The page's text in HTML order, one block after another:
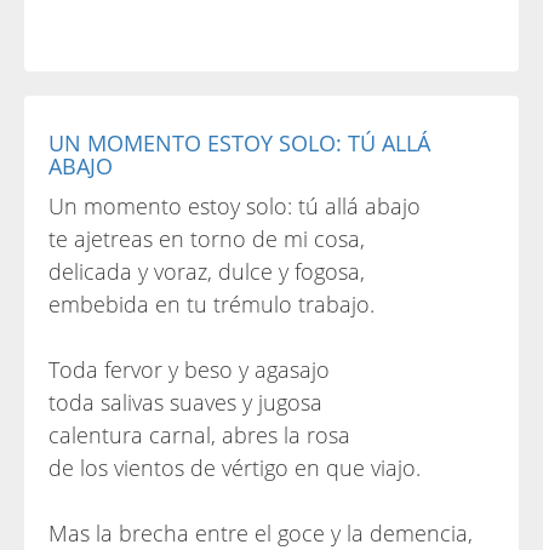
UN MOMENTO ESTOY SOLO: TÚ ALLÁ
ABAJO
Un momento estoy solo: tú allá abajo
te ajetreas en torno de mi cosa,
delicada y voraz, dulce y fogosa,
embebida en tu trémulo trabajo.
Toda fervor y beso y agasajo
toda salivas suaves y jugosa
calentura carnal, abres la rosa
de los vientos de vértigo en que viajo.
Mas la brecha entre el goce y la demencia,